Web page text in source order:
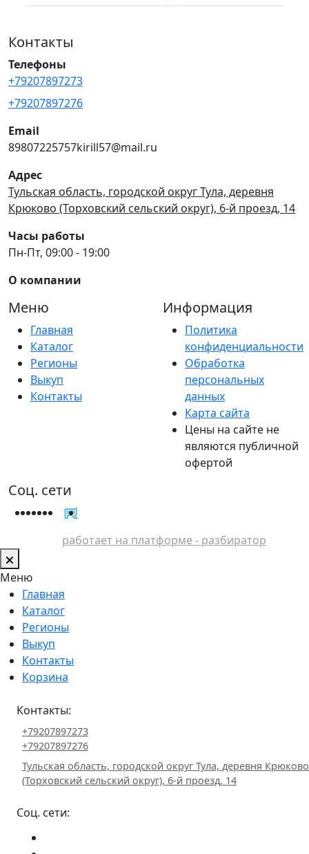
Контакты
Телефоны
+79207897273
+79207897276
Email
89807225757kirill57@mail.ru
Адрес
Тульская область, городской округ Тула, деревня
Крюково (Торховский сельский округ), 6-й проезд, 14
Часы работы
Пн-Пт, 09:00 - 19:00
О компании
Меню
Главная
Каталог
Регионы
Выкуп
Контакты
Информация
Политика
конфиденциальности
Обработка
персональных
данных
Карта сайта
Цены на сайте не
являются публичной
офертой
Соц. сети
работает на платформе - разбиратор
Меню
Главная
Каталог
Регионы
Выкуп
Контакты
Корзина
Контакты:
+79207897273
+79207897276
Тульская область, городской округ Тула, деревня Крюково
(Торховский сельский округ), 6-й проезд, 14
Соц. сети: